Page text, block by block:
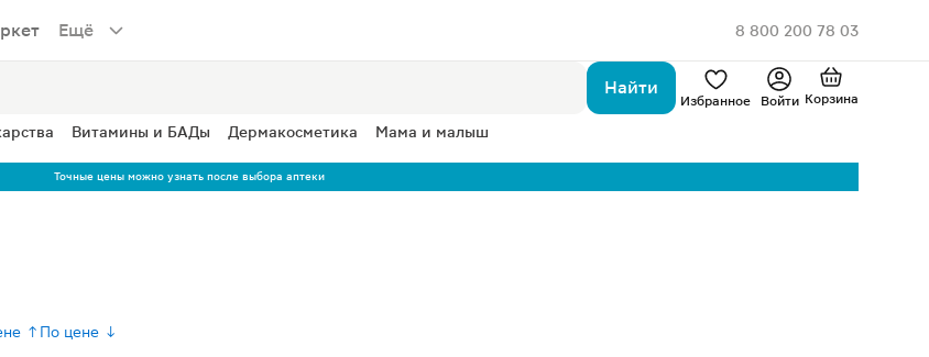
Ещё 8 800 200 78 03
Найти
Избранное Войти Корзина
Витамины и БАДы Дермакосметика Мама и малыш
Точные цены можно узнать после выбора аптеки
↑ По цене ↓